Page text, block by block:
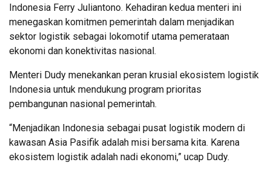
Indonesia Ferry Juliantono. Kehadiran kedua menteri ini
menegaskan komitmen pemerintah dalam menjadikan
sektor logistik sebagai lokomotif utama pemerataan
ekonomi dan konektivitas nasional.
Menteri Dudy menekankan peran krusial ekosistem logistik
Indonesia untuk mendukung program prioritas
pembangunan nasional pemerintah.
“Menjadikan Indonesia sebagai pusat logistik modern di
kawasan Asia Pasifik adalah misi bersama kita. Karena
ekosistem logistik adalah nadi ekonomi,” ucap Dudy.